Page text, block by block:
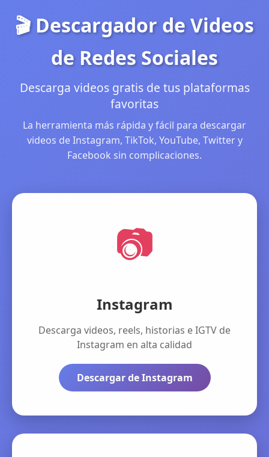
🎬 Descargador de Videos
de Redes Sociales
Descarga videos gratis de tus plataformas
favoritas
La herramienta más rápida y fácil para descargar
videos de Instagram, TikTok, YouTube, Twitter y
Facebook sin complicaciones.
📷
Instagram
Descarga videos, reels, historias e IGTV de
Instagram en alta calidad
Descargar de Instagram